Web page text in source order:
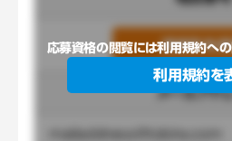
応募資格の閲覧には利用規約への
利用規約を
連絡先を
メールアド